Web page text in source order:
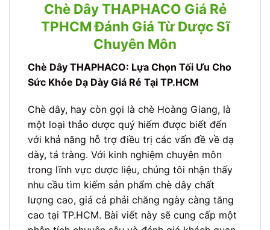
Chè Dây THAPHACO Giá Rẻ
TPHCM Đánh Giá Từ Dược Sĩ
Chuyên Môn
Chè Dây THAPHACO: Lựa Chọn Tối Ưu Cho
Sức Khỏe Dạ Dày Giá Rẻ Tại TP.HCM
Chè dây, hay còn gọi là chè Hoàng Giang, là
một loại thảo dược quý hiếm được biết đến
với khả năng hỗ trợ điều trị các vấn đề về dạ
dày, tá tràng. Với kinh nghiệm chuyên môn
trong lĩnh vực dược liệu, chúng tôi nhận thấy
nhu cầu tìm kiếm sản phẩm chè dây chất
lượng cao, giá cả phải chăng ngày càng tăng
cao tại TP.HCM. Bài viết này sẽ cung cấp một